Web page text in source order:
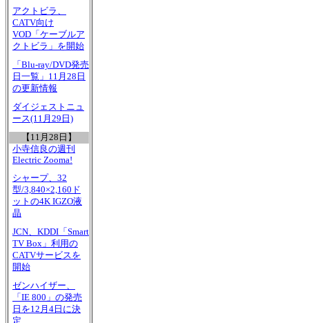
アクトビラ、
CATV向け
VOD「ケーブルア
クトビラ」を開始
「Blu-ray/DVD発売
日一覧」11月28日
の更新情報
ダイジェストニュ
ース(11月29日)
【11月28日】
小寺信良の週刊
Electric Zooma!
シャープ、32
型/3,840×2,160ド
ットの4K IGZO液
晶
JCN、KDDI「Smart
TV Box」利用の
CATVサービスを
開始
ゼンハイザー、
「IE 800」の発売
日を12月4日に決
定